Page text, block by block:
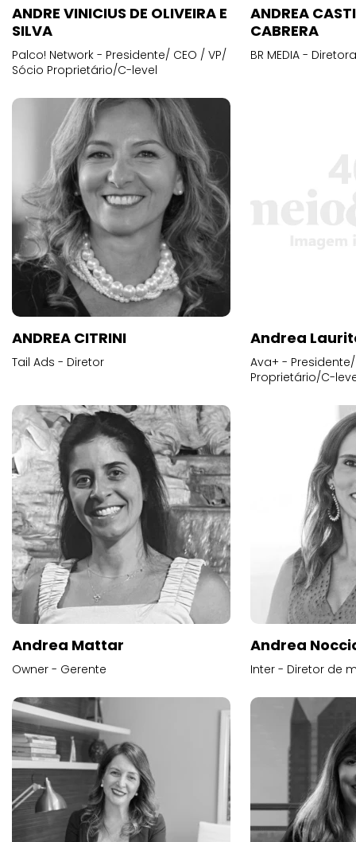
ANDRE VINICIUS DE OLIVEIRA E
SILVA
Palco! Network - Presidente/ CEO / VP/
Sócio Proprietário/C-level
ANDREA
CABRERA
BR MEDIA -
ANDREA CITRINI
Tail Ads - Diretor
Andrea
Ava+ -
Proprietário/C-
Andrea Mattar
Owner - Gerente
Andrea
Inter - Diretor de